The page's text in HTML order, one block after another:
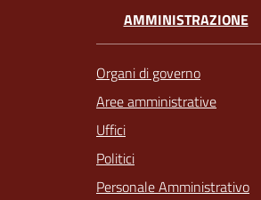
AMMINISTRAZIONE
Organi di governo
Aree amministrative
Uffici
Politici
Personale Amministrativo